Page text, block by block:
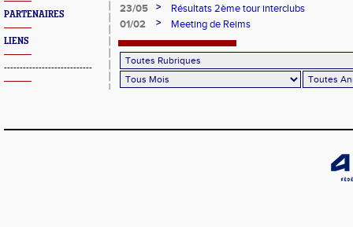
PARTENAIRES
LIENS
----------------------------
23/05
>
Résultats 2ème tour interclubs
01/02
> Meeting de Reims